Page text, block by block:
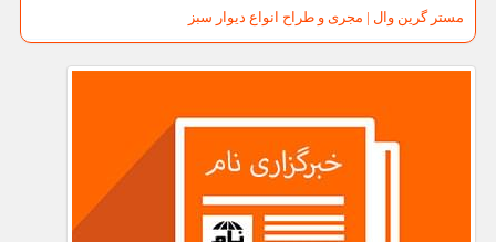
مستر گرین وال | مجری و طراح انواع دیوار سبز